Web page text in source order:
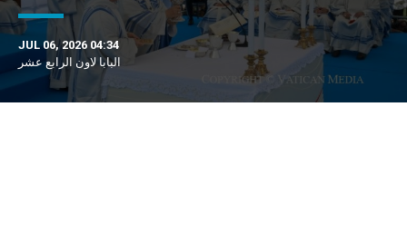
JUL 06, 2026 04:34
البابا لاون الرابع عشر